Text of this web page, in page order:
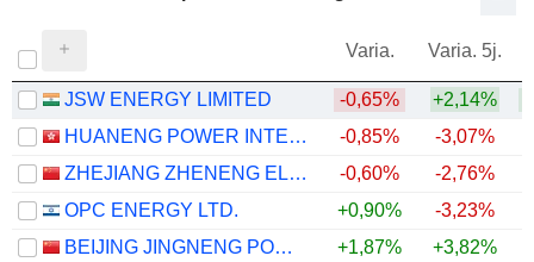
Varia. Varia. 5j.
JSW ENERGY LIMITED -0,65% +2,14%
HUANENG POWER INTERNATIONAL, INC.
-0,85% -3,07%
ZHEJIANG ZHENENG ELECTRIC POWER CO., LTD.
-0,60% -2,76%
OPC ENERGY LTD.
+0,90% -3,23%
BEIJING JINGNENG POWER CO., LTD.
+1,87% +3,82%